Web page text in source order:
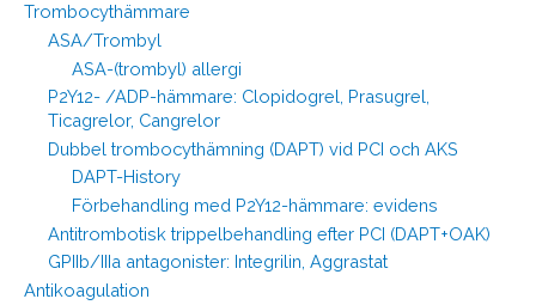
Trombocythämmare
ASA/Trombyl
ASA-(trombyl) allergi
P2Y12- /ADP-hämmare: Clopidogrel, Prasugrel,
Ticagrelor, Cangrelor
Dubbel trombocythämning (DAPT) vid PCI och AKS
DAPT-History
Förbehandling med P2Y12-hämmare: evidens
Antitrombotisk trippelbehandling efter PCI (DAPT+OAK)
GPIIb/IIIa antagonister: Integrilin, Aggrastat
Antikoagulation